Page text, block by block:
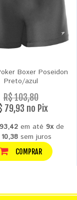
Boxer Poseidon
Preto/azul
R$ 103,80
79,93 no Pix
em até 9xde
sem juros
COMPRAR